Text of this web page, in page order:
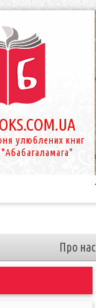
улюблених книг
Про нас